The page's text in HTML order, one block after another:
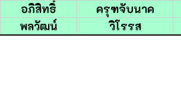
อภิสิทธิ์ ครุฑจับนาค
พลวัฒน์ วิโรรส